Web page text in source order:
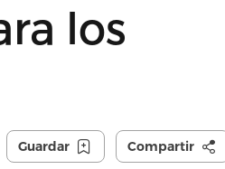
los
Guardar Compartir